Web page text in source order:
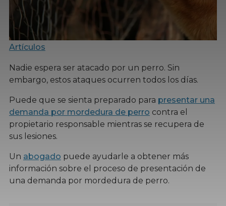
Artículos
Nadie espera ser atacado por un perro. Sin
embargo, estos ataques ocurren todos los días.
Puede que se sienta preparado para presentar una
demanda por mordedura de perro contra el
propietario responsable mientras se recupera de
sus lesiones.
Un abogado puede ayudarle a obtener más
información sobre el proceso de presentación de
una demanda por mordedura de perro.